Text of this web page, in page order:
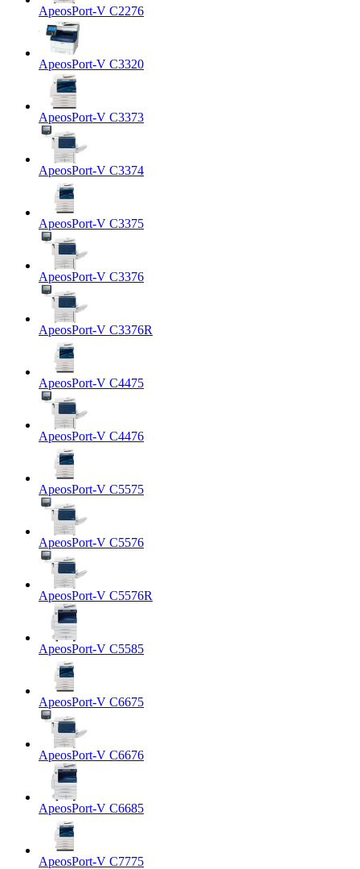
ApeosPort-V C2276
ApeosPort-V C3320
ApeosPort-V C3373
ApeosPort-V C3374
ApeosPort-V C3375
ApeosPort-V C3376
ApeosPort-V C3376R
ApeosPort-V C4475
ApeosPort-V C4476
ApeosPort-V C5575
ApeosPort-V C5576
ApeosPort-V C5576R
ApeosPort-V C5585
ApeosPort-V C6675
ApeosPort-V C6676
ApeosPort-V C6685
ApeosPort-V C7775